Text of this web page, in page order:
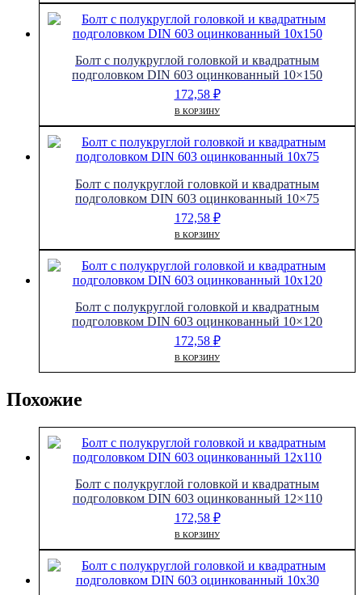
Болт с полукруглой головкой и квадратным
подголовком DIN 603 оцинкованный 10×150
172,58 ₽
В КОРЗИНУ
Болт с полукруглой головкой и квадратным
подголовком DIN 603 оцинкованный 10×75
172,58 ₽
В КОРЗИНУ
Болт с полукруглой головкой и квадратным
подголовком DIN 603 оцинкованный 10×120
172,58 ₽
В КОРЗИНУ
Похожие
Болт с полукруглой головкой и квадратным
подголовком DIN 603 оцинкованный 12×110
172,58 ₽
В КОРЗИНУ